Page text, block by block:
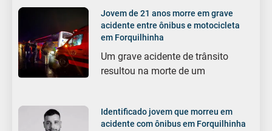
Jovem de 21 anos morre em grave
acidente entre ônibus e motocicleta
em Forquilhinha
Um grave acidente de trânsito
resultou na morte de um
Identificado jovem que morreu em
acidente com ônibus em Forquilhinha